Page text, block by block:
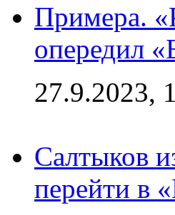
Примера.
опередил
27.9.2023,
Салтыков
перейти в